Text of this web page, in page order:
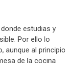
estudias y
Por ello lo
aunque al principio
de la cocina